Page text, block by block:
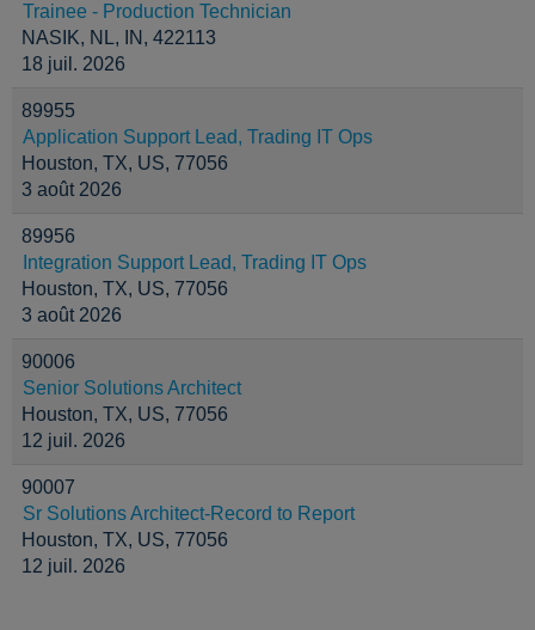
Trainee - Production Technician
NASIK, NL, IN, 422113
18 juil. 2026
89955
Application Support Lead, Trading IT Ops
Houston, TX, US, 77056
3 août 2026
89956
Integration Support Lead, Trading IT Ops
Houston, TX, US, 77056
3 août 2026
90006
Senior Solutions Architect
Houston, TX, US, 77056
12 juil. 2026
90007
Sr Solutions Architect-Record to Report
Houston, TX, US, 77056
12 juil. 2026